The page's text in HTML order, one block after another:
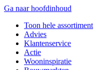
Ga naar hoofdinhoud
Toon hele assortiment
Advies
Klantenservice
Actie
Wooninspiratie